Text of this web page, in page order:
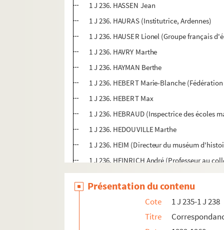
1 J 236. HASSEN Jean
1 J 236. HAURAS (Institutrice, Ardennes)
1 J 236. HAUSER Lionel (Groupe français
1 J 236. HAVRY Marthe
1 J 236. HAYMAN Berthe
1 J 236. HEBERT Marie-Blanche
1 J 236. HEBERT Max
1 J 236. HEBRAUD (Inspectrice des écoles
1 J 236. HEDOUVILLE Marthe
1 J 236. HEIM (Directeur du muséum
1 J 236. HEINRICH André (Professeur au
1 J 236. HEINTZE & BLANCKERTZ
1 J 236. HEISLER
1 J 236. HEITZMANN
1 J 236. HEKKING (Dessinateur)
Présentation du contenu
Cote
1 J 235-1 J 238
Titre